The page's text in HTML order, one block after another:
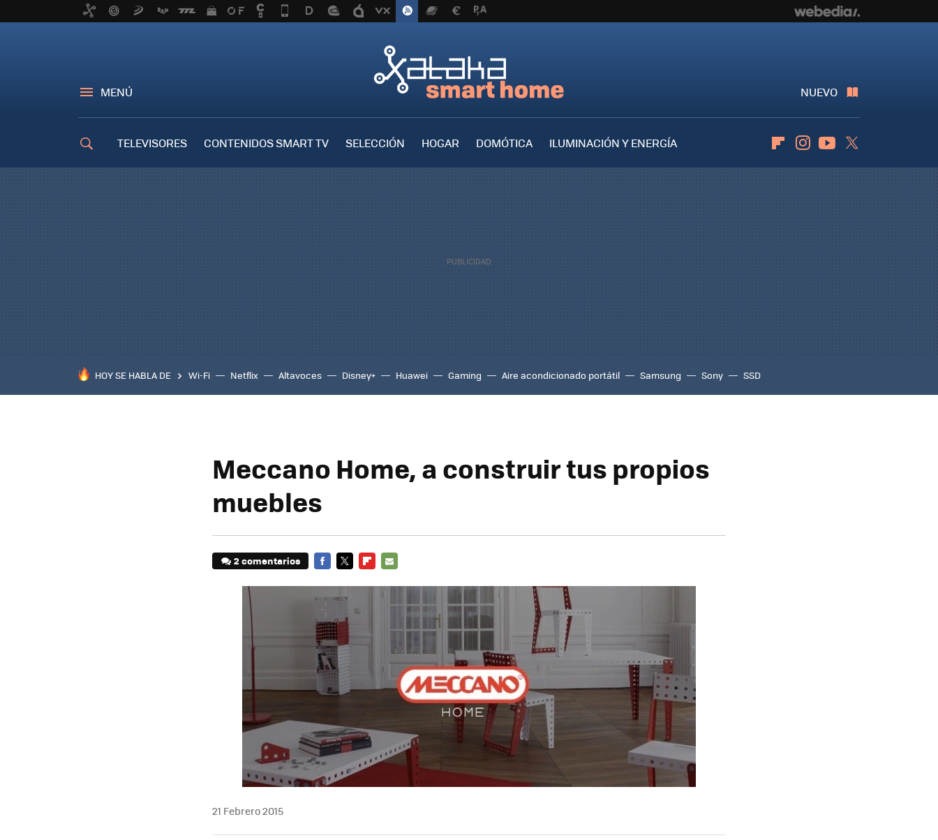
MENÚ NUEVO
TELEVISORES CONTENIDOS SMART TV SELECCIÓN HOGAR DOMÓTICA
ILUMINACIÓN Y ENERGÍA
FlipboardInstagramYoutube
HOY SE HABLA DE Wi-Fi Netflix Altavoces Disney+ Huawei Gaming Aire acondicionado portátil Samsung Sony SSD
Meccano Home, a construir tus propios
muebles
2 comentarios
MAIL
21 Febrero 2015